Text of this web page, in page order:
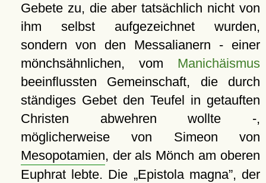
Gebete zu, die aber tatsächlich nicht von
ihm selbst aufgezeichnet wurden,
sondern von den Messalianern - einer
mönchsähnlichen, vom Manichäismus
beeinflussten Gemeinschaft, die durch
ständiges Gebet den Teufel in getauften
Christen abwehren wollte -,
möglicherweise von Simeon von
Mesopotamien, der als Mönch am oberen
Euphrat lebte. Die
Epistola magna , der